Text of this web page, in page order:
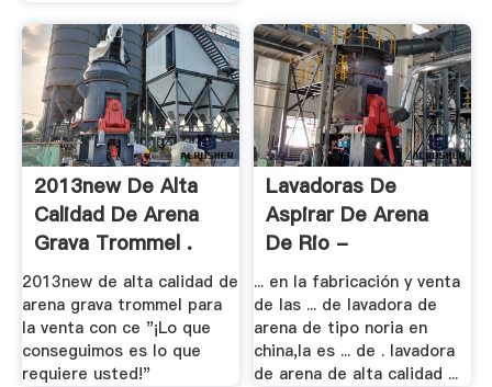
2013new De Alta
Calidad De Arena
Grava Trommel .
2013new de alta calidad de
arena grava trommel para
la venta con ce "¡Lo que
conseguimos es lo que
requiere usted!"
Lavadoras De
Aspirar De Arena
De Rio -
Trituradoras .
... en la fabricación y venta
de las ... de lavadora de
arena de tipo noria en
china,la es ... de . lavadora
de arena de alta calidad ...